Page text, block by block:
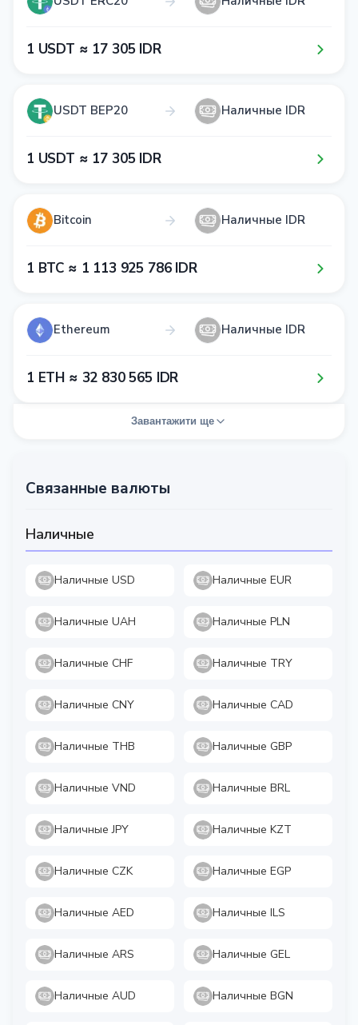
1​ USDT ≈ 1​7​ 3​0​5​ IDR
USDT BEP20 Наличные IDR
1​ USDT ≈ 1​7​ 3​0​5​ IDR
Bitcoin Наличные IDR
1​ BTC ≈ 1​ 1​1​3​ 9​2​5​ 7​8​6​ IDR
Ethereum Наличные IDR
1​ ETH ≈ 3​2​ 8​3​0​ 5​6​5​ IDR
Завантажити ще
Связанные валюты
Наличные
Наличные USD Наличные EUR
Наличные UAH Наличные PLN
Наличные CHF Наличные TRY
Наличные CNY Наличные CAD
Наличные THB Наличные GBP
Наличные VND Наличные BRL
Наличные JPY Наличные KZT
Наличные CZK Наличные EGP
Наличные AED Наличные ILS
Наличные ARS Наличные GEL
Наличные AUD Наличные BGN